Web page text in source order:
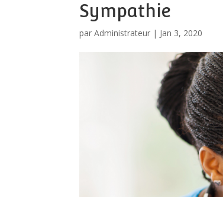
Sympathie
parAdministrateur | Jan 3, 2020